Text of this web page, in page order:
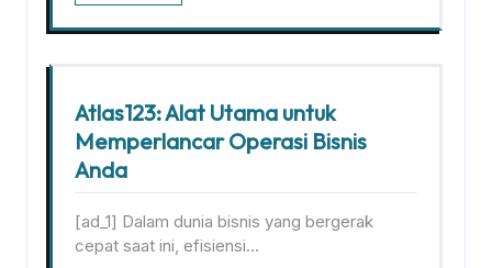
Atlas123: Alat Utama untuk
Memperlancar Operasi Bisnis
Anda
[ad_1] Dalam dunia bisnis yang bergerak
cepat saat ini, efisiensi…